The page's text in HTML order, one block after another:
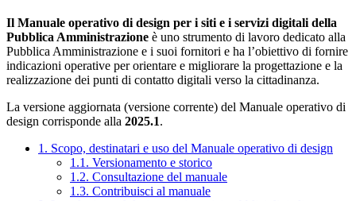
Il Manuale operativo di design per i siti e i servizi digitali della
Pubblica Amministrazione è uno strumento di lavoro dedicato alla
Pubblica Amministrazione e i suoi fornitori e ha l’obiettivo di fornire
indicazioni operative per orientare e migliorare la progettazione e la
realizzazione dei punti di contatto digitali verso la cittadinanza.
La versione aggiornata (versione corrente) del Manuale operativo di
design corrisponde alla 2025.1.
1. Scopo, destinatari e uso del Manuale operativo di design
1.1. Versionamento e storico
1.2. Consultazione del manuale
1.3. Contribuisci al manuale